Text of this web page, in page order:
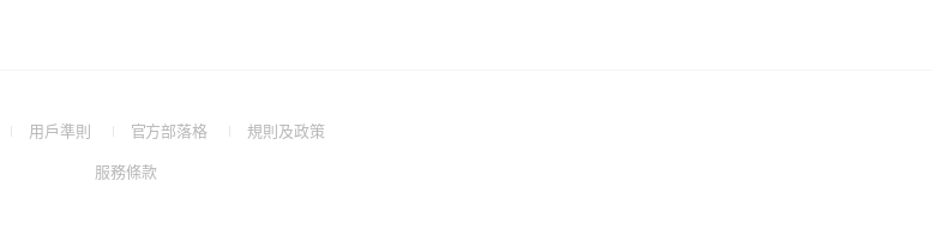
(Open用戶準則
(Open
a
官方部落格
(Open規則及政策(Open
服務條款(Open